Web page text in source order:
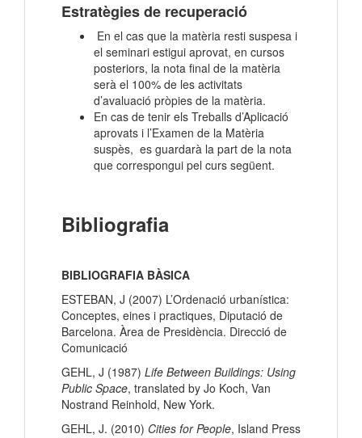
Estratègies de recuperació
En el cas que la matèria resti suspesa i
el seminari estigui aprovat, en cursos
posteriors, la nota final de la matèria
serà el 100% de les activitats
d’avaluació pròpies de la matèria.
En cas de tenir els Treballs d’Aplicació
aprovats i l’Examen de la Matèria
suspès, es guardarà la part de la nota
que correspongui pel curs següent.
Bibliografia
BIBLIOGRAFIA BÀSICA
ESTEBAN, J (2007) L’Ordenació urbanística:
Conceptes, eines i practiques, Diputació de
Barcelona. Àrea de Presidència. Direcció de
Comunicació
GEHL, J (1987) Life Between Buildings: Using
Public Space, translated by Jo Koch, Van
Nostrand Reinhold, New York.
GEHL, J. (2010) Cities for People, Island Press